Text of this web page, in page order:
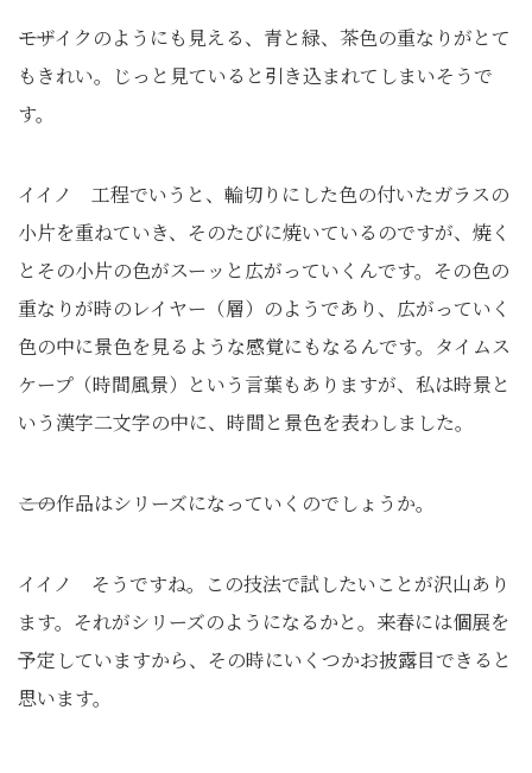
――モザイクのようにも見える、青と緑、茶色の重なりがとて
もきれい。じっと見ていると引き込まれてしまいそうで
す。
イイノ 工程でいうと、輪切りにした色の付いたガラスの
小片を重ねていき、そのたびに焼いているのですが、焼く
とその小片の色がスーッと広がっていくんです。その色の
重なりが時のレイヤー（層）のようであり、広がっていく
色の中に景色を見るような感覚にもなるんです。タイムス
ケープ（時間風景）という言葉もありますが、私は時景と
いう漢字二文字の中に、時間と景色を表わしました。
――この作品はシリーズになっていくのでしょうか。
イイノ そうですね。この技法で試したいことが沢山あり
ます。それがシリーズのようになるかと。来春には個展を
予定していますから、その時にいくつかお披露目できると
思います。